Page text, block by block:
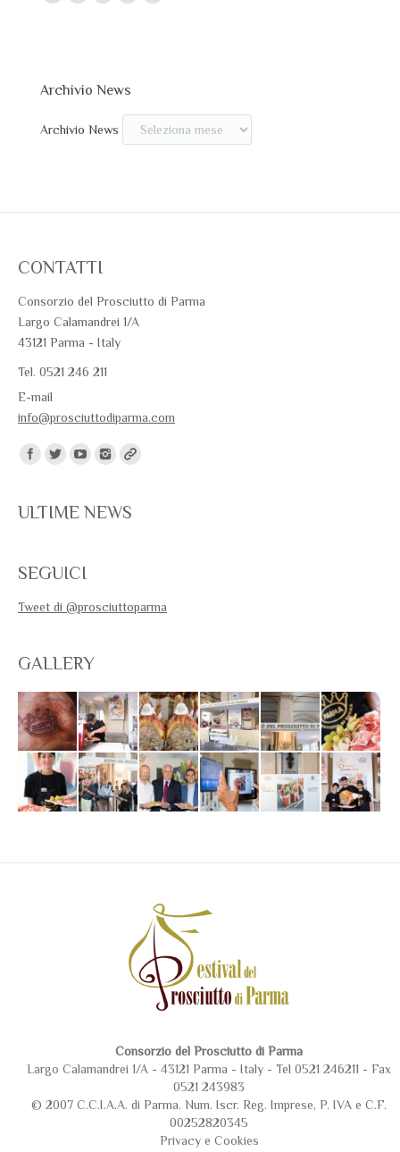
Archivio News
Archivio News
CONTATTI
Consorzio del Prosciutto di Parma
Largo Calamandrei 1/A
43121 Parma - Italy
Tel. 0521 246 211
E-mail
info@prosciuttodiparma.com
Trovaci su:
ULTIME NEWS
SEGUICI
Tweet di @prosciuttoparma
GALLERY
Consorzio del Prosciutto di Parma
Largo Calamandrei 1/A - 43121 Parma - Italy - Tel 0521 246211 - Fax
0521 243983
© 2007 C.C.I.A.A. di Parma. Num. Iscr. Reg. Imprese, P. IVA e C.F.
00252820345
Privacye Cookies